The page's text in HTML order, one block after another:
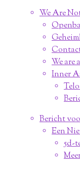
We Are
We are
Inner
Bericht
Een
5d-